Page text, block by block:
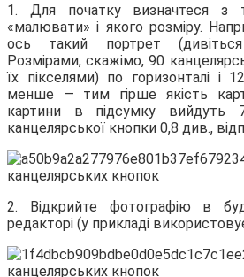
1. Для початку визначтеся
«малювати» і якого розміру.
ось такий портрет
Розмірами, скажімо, 90
їх пікселями) по горизонталі і
менше — тим гірше якість
картини в підсумку вийдуть
канцелярської кнопки 0,8 див.,
2. Відкрийте фотографію в
редакторі (у прикладі